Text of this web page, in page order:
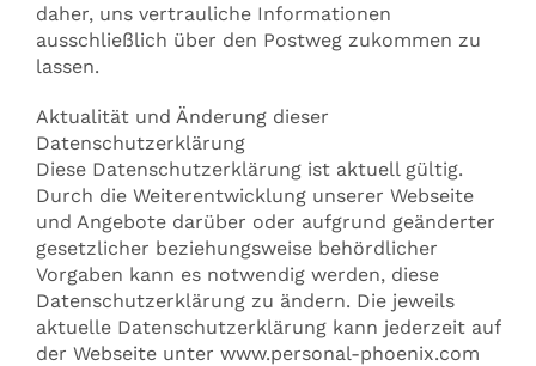
daher, uns vertrauliche Informationen
ausschließlich über den Postweg zukommen zu
lassen.
Aktualität und Änderung dieser
Datenschutzerklärung
Diese Datenschutzerklärung ist aktuell gültig.
Durch die Weiterentwicklung unserer Webseite
und Angebote darüber oder aufgrund geänderter
gesetzlicher beziehungsweise behördlicher
Vorgaben kann es notwendig werden, diese
Datenschutzerklärung zu ändern. Die jeweils
aktuelle Datenschutzerklärung kann jederzeit auf
der Webseite unter www.personal-phoenix.com